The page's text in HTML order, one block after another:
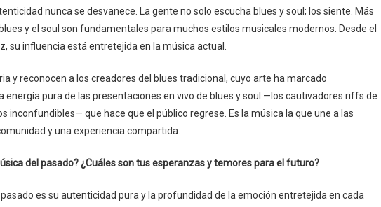
nunca se desvanece. La gente no solo escucha blues y soul; los siente. Más
y el soul son fundamentales para muchos estilos musicales modernos. Desde el
su influencia está entretejida en la música actual.
y reconocen a los creadores del blues tradicional, cuyo arte ha marcado
energía pura de las presentaciones en vivo de blues y soul —los cautivadores riffs de
inconfundibles— que hace que el público regrese. Es la música la que une a las
y una experiencia compartida.
del pasado? ¿Cuáles son tus esperanzas y temores para el futuro?
es su autenticidad pura y la profundidad de la emoción entretejida en cada